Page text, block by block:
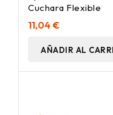
Cuchara Flexible
11,04 €
AÑADIR AL